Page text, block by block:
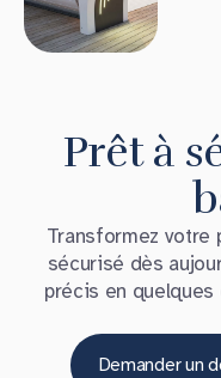
Prêt à
Transformez votre
sécurisé dès
précis en quelques
Demander un